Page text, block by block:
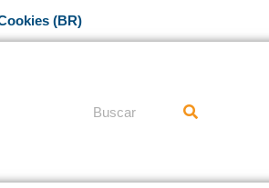
(BR)
Pesquisar